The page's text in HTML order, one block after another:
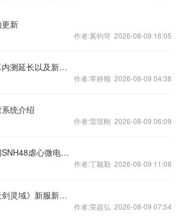
更新
作者:奚钧苛 2026-08-09 16:05
《燃烧的英雄》安卓内测延长以及新活动公告
作者:宰婷顺 2026-08-09 04:38
系统介绍
作者:雷瑶刚 2026-08-09 06:09
《魔天记》公测时间SNH48虐心微电影CC首爆
作者:丁颖勤 2026-08-09 11:08
新派武侠闯江湖《天剑灵域》新服新惊喜
作者:荣超弘 2026-08-09 07:54